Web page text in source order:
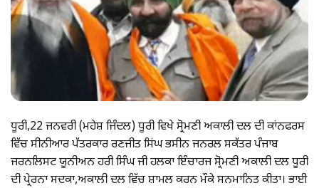
ਧੂਰੀ,22 ਜਨਵਰੀ (ਮਹੇਸ਼ ਜਿੰਦਲ) ਧੂਰੀ ਵਿਖੇ ਸ੍ਰੋਮਣੀ ਅਕਾਲੀ ਦਲ ਦੀ ਕਾਂਨਫਰਸ
ਵਿੱਚ ਸੀਨੀਆਰ ਪੱਤਰਕਾਰ ਰਣਜੀਤ ਸਿਂਘ ਭਸੀਨ ਜਨਰਲ ਸਕੱਤਰ ਪੰਜਾਬ
ਜਰਨਲਿਸਟ ਯੂਨੀਅਨ ਹਰੀ ਸਿੰਘ ਜੀ ਹਲਕਾ ਇੰਚਾਰਜ ਸ੍ਰੋਮਣੀ ਅਕਾਲੀ ਦਲ ਧੂਰੀ
ਦੀ ਪ੍ਰੇਰਨਾ ਸਦਕਾ,ਅਕਾਲੀ ਦਲ ਵਿੱਚ ਸ਼ਾਮਲ ਕਰਨ ਮੌਕੇ ਸਨਮਾਨਿਤ ਕੀਤਾ। ਭਾਈ